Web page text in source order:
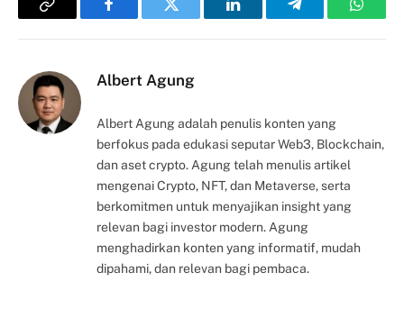
Copy
FacebookTwitter LinkedInTelegram
Albert Agung
Albert Agung adalah penulis konten yang
berfokus pada edukasi seputar Web3, Blockchain,
dan aset crypto. Agung telah menulis artikel
mengenai Crypto, NFT, dan Metaverse, serta
berkomitmen untuk menyajikan insight yang
relevan bagi investor modern. Agung
menghadirkan konten yang informatif, mudah
dipahami, dan relevan bagi pembaca.